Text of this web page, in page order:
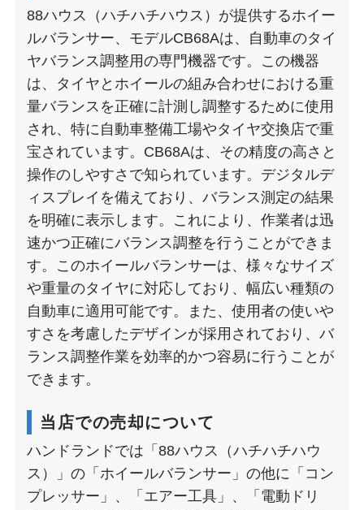
88ハウス（ハチハチハウス）が提供するホイー
ルバランサー、モデルCB68Aは、自動車のタイ
ヤバランス調整用の専門機器です。この機器
は、タイヤとホイールの組み合わせにおける重
量バランスを正確に計測し調整するために使用
され、特に自動車整備工場やタイヤ交換店で重
宝されています。CB68Aは、その精度の高さと
操作のしやすさで知られています。デジタルデ
ィスプレイを備えており、バランス測定の結果
を明確に表示します。これにより、作業者は迅
速かつ正確にバランス調整を行うことができま
す。このホイールバランサーは、様々なサイズ
や重量のタイヤに対応しており、幅広い種類の
自動車に適用可能です。また、使用者の使いや
すさを考慮したデザインが採用されており、バ
ランス調整作業を効率的かつ容易に行うことが
できます。
当店での売却について
ハンドランドでは「88ハウス（ハチハチハウ
ス）」の「ホイールバランサー」の他に「コン
プレッサー」、「エアー工具」、「電動ドリ